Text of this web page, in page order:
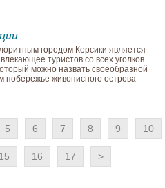
городом Корсики является
туристов со всех уголков
можно назвать своеобразной
живописного острова
5 6 7 8 9 10
15 16 17 >